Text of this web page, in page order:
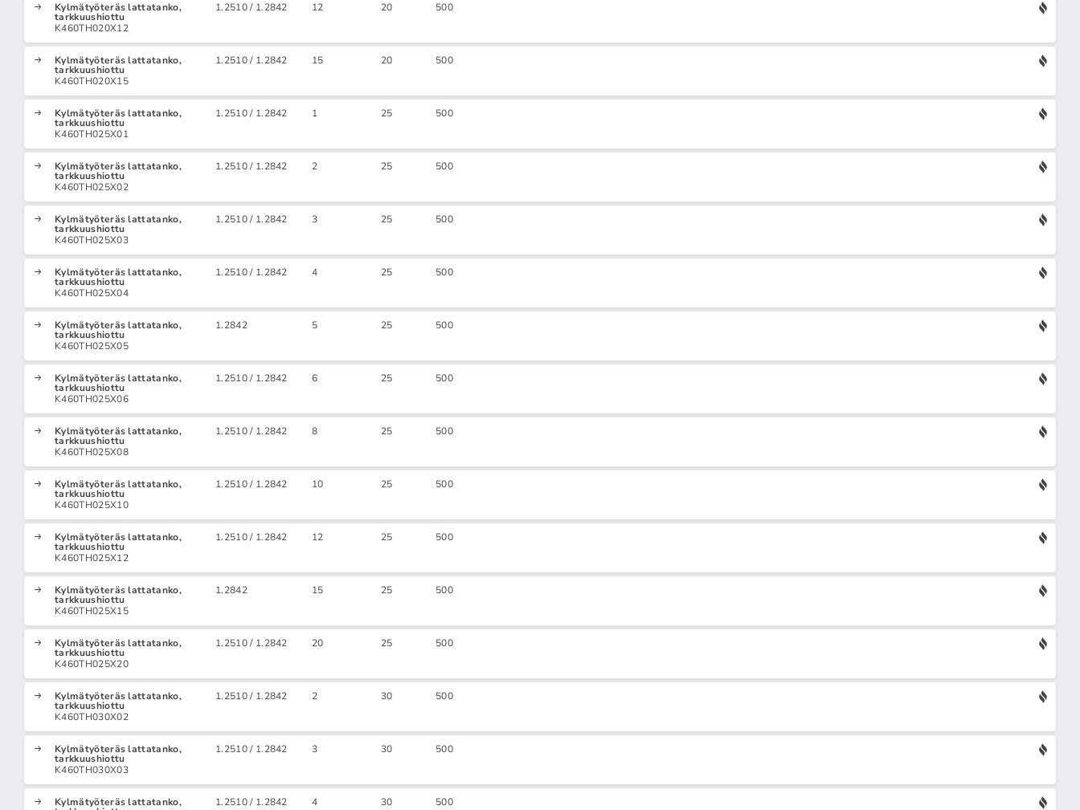
Kylmätyöteräs lattatanko,
tarkkuushiottu
K460TH020X12
1.2510 / 1.2842 12 20 500
Kylmätyöteräs lattatanko,
tarkkuushiottu
K460TH020X15
1.2510 / 1.2842 15 20 500
Kylmätyöteräs lattatanko,
tarkkuushiottu
K460TH025X01
1.2510 / 1.2842 1 25 500
Kylmätyöteräs lattatanko,
tarkkuushiottu
K460TH025X02
1.2510 / 1.2842 2 25 500
Kylmätyöteräs lattatanko,
tarkkuushiottu
K460TH025X03
1.2510 / 1.2842 3 25 500
Kylmätyöteräs lattatanko,
tarkkuushiottu
K460TH025X04
1.2510 / 1.2842 4 25 500
Kylmätyöteräs lattatanko,
tarkkuushiottu
K460TH025X05
1.2842 5 25 500
Kylmätyöteräs lattatanko,
tarkkuushiottu
K460TH025X06
1.2510 / 1.2842 6 25 500
Kylmätyöteräs lattatanko,
tarkkuushiottu
K460TH025X08
1.2510 / 1.2842 8 25 500
Kylmätyöteräs lattatanko,
tarkkuushiottu
K460TH025X10
1.2510 / 1.2842 10 25 500
Kylmätyöteräs lattatanko,
tarkkuushiottu
K460TH025X12
1.2510 / 1.2842 12 25 500
Kylmätyöteräs lattatanko,
tarkkuushiottu
K460TH025X15
1.2842 15 25 500
Kylmätyöteräs lattatanko,
tarkkuushiottu
K460TH025X20
1.2510 / 1.2842 20 25 500
Kylmätyöteräs lattatanko,
tarkkuushiottu
K460TH030X02
1.2510 / 1.2842 2 30 500
Kylmätyöteräs lattatanko,
tarkkuushiottu
K460TH030X03
1.2510 / 1.2842 3 30 500
Kylmätyöteräs lattatanko, 1.2510 / 1.2842 4 30 500